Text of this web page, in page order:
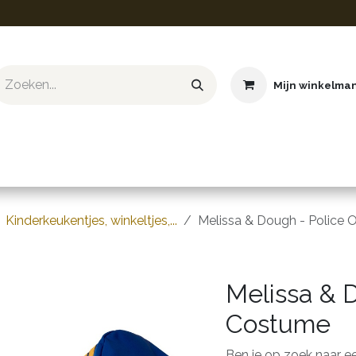
Mijn
Kinderkeukentjes, winkeltjes,... Melissa & Dough - Police
Melissa &
Costume